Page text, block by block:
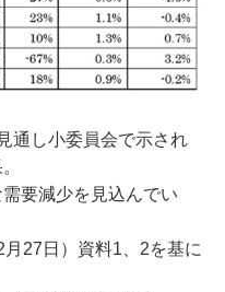
通し小委員会で示され
要減少を見込んでい
27日）資料1、2を基に